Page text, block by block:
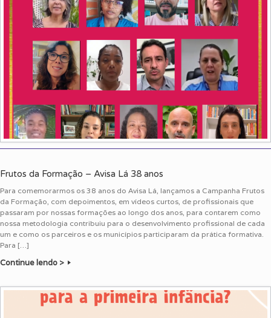
Frutos da Formação – Avisa Lá 38 anos
Para comemorarmos os 38 anos do Avisa Lá, lançamos a Campanha Frutos
da Formação, com depoimentos, em vídeos curtos, de profissionais que
passaram por nossas formações ao longo dos anos, para contarem como
nossa metodologia contribuiu para o desenvolvimento profissional de cada
um e como os parceiros e os municípios participaram da prática formativa.
Para […]
Continue lendo >